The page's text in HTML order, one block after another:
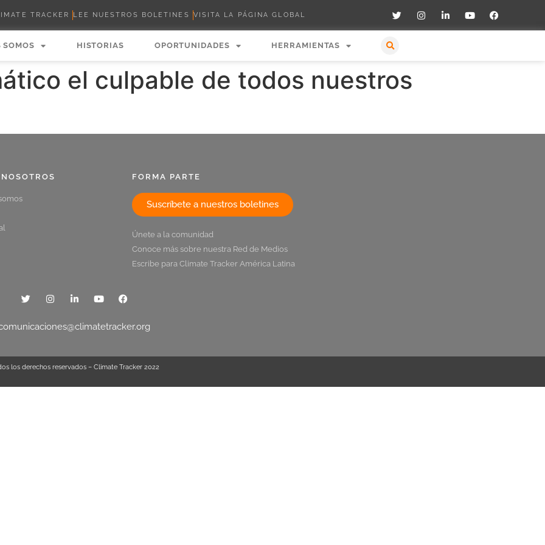
TRACKER LEE NUESTROS BOLETINES VISITA LA PÁGINA GLOBAL
SOMOS HISTORIAS OPORTUNIDADES HERRAMIENTAS
el culpable de todos nuestros
FORMA PARTE
Suscríbete a nuestros boletines
Únete a la comunidad
Conoce más sobre nuestra Red de Medios
Escribe para Climate Tracker América Latina
los derechos reservados – Climate Tracker 2022